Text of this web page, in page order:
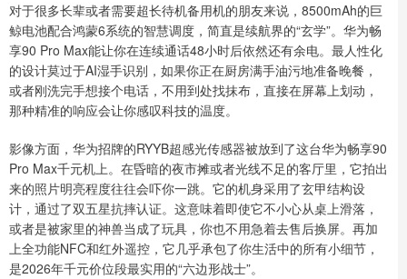
对于很多长辈或者需要超长待机备用机的朋友来说，8500mAh的巨
鲸电池配合鸿蒙6系统的智慧调度，简直是续航界的“玄学”。华为畅
享90 Pro Max能让你在连续通话48小时后依然还有余电。最人性化
的设计莫过于AI湿手识别，如果你正在厨房满手油污地准备晚餐，
或者刚洗完手想接个电话，不用到处找抹布，直接在屏幕上划动，
那种精准的响应会让你感叹科技的温度。
影像方面，华为招牌的RYYB超感光传感器被放到了这台华为畅享90
Pro Max千元机上。在昏暗的夜市摊或者光线不足的客厅里，它拍出
来的照片明亮程度往往会吓你一跳。它的机身采用了玄甲结构设
计，通过了双五星抗摔认证。这意味着即使它不小心从桌上滑落，
或者是被家里的神兽当成了玩具，你也不用急着去售后换屏。再加
上全功能NFC和红外遥控，它几乎承包了你生活中的所有小细节，
是2026年千元价位段最实用的“六边形战士”。